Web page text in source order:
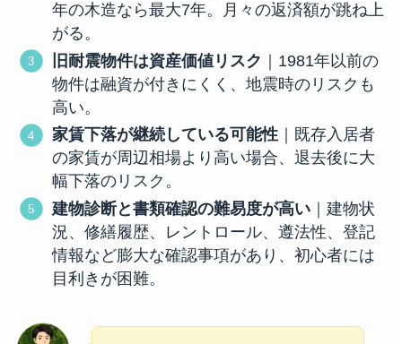
年の木造なら最大7年。月々の返済額が跳ね上
がる。
旧耐震物件は資産価値リスク ｜1981年以前の
物件は融資が付きにくく、地震時のリスクも
高い。
家賃下落が継続している可能性 ｜既存入居者
の家賃が周辺相場より高い場合、退去後に大
幅下落のリスク。
建物診断と書類確認の難易度が高い ｜建物状
況、修繕履歴、レントロール、遵法性、登記
情報など膨大な確認事項があり、初心者には
目利きが困難。